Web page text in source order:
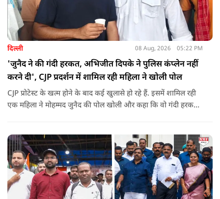
दिल्ली 08 Aug, 2026 05:22 PM
'जुनैद ने की गंदी हरकत, अभिजीत दिपके ने पुलिस कंप्लेन नहीं
करने दी', CJP प्रदर्शन में शामिल रही महिला ने खोली पोल
CJP प्रोटेस्ट के खत्म होने के बाद कई खुलासे हो रहे हैं. इसमें शामिल रही
एक महिला ने मोहम्मद जुनैद की पोल खोली और कहा कि वो गंदी हरकतें
दिया.